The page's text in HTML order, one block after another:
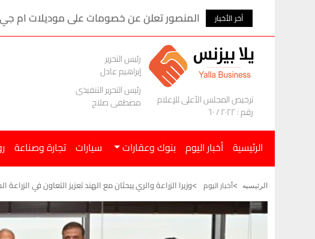
آخر الأخبار المنصور تعلن عن خصومات على موديلات ام جي تصل إلى
ترخيص المجلس الأعلى للإعلام
رقم : ٢٠٢٢ / ٦٠
رئيس التحرير
إبراهيم عادل
رئيس التحرير التنفيذى
مصطفى صلاح
الرئيسية أخبار اليوم بنوك وعقارات سيارات تجارة وصناعة
الرئيسيه أخبار اليوم وزيرا الزراعة والري يبحثان مع الهند تعزيز التعاون في الزراعة